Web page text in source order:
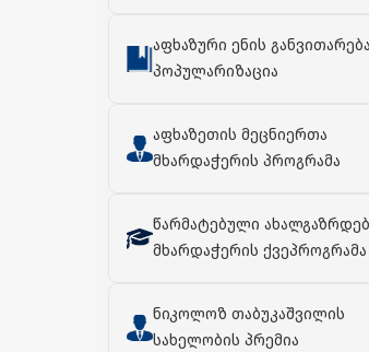
აფხაზური ენის
პოპულარიზაცია
აფხაზეთის მეცნიერთა
მხარდაჭერის პროგრამა
წარმატებული
მხარდაჭერის ქვეპროგრამა
ნიკოლოზ თაბუკაშვილის
სახელობის პრემია